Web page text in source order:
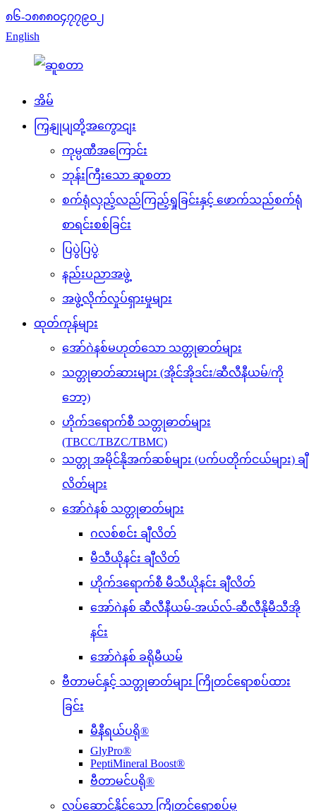
၈၆-၁၈၈၈၀၄၇၇၉၀၂
English
အိမ်
ကြှနျုပျတို့အကွောငျး
ကုမ္ပဏီအကြောင်း
ဘုန်းကြီးသော ဆူစတာ
စက်ရုံလှည့်လည်ကြည့်ရှုခြင်းနှင့် ဖောက်သည်စက်ရုံ
စာရင်းစစ်ခြင်း
ပြပွဲပြပွဲ
နည်းပညာအဖွဲ့
အဖွဲ့လိုက်လှုပ်ရှားမှုများ
ထုတ်ကုန်များ
အော်ဂဲနစ်မဟုတ်သော သတ္တုဓာတ်များ
သတ္တုဓာတ်ဆားများ (အိုင်အိုဒင်း/ဆီလီနီယမ်/ကို
ဘော့)
ဟိုက်ဒရောက်စီ သတ္တုဓာတ်များ
(TBCC/TBZC/TBMC)
သတ္တု အမိုင်နိုအက်ဆစ်များ (ပက်ပတိုက်ငယ်များ) ချီ
လိတ်များ
အော်ဂဲနစ် သတ္တုဓာတ်များ
ဂလစ်စင်း ချီလိတ်
မီသီယိုနင်း ချီလိတ်
ဟိုက်ဒရောက်စီ မီသီယိုနင်း ချီလိတ်
အော်ဂဲနစ် ဆီလီနီယမ်-အယ်လ်-ဆီလီနိုမီသီအို
နင်း
အော်ဂဲနစ် ခရိုမီယမ်
ဗီတာမင်နှင့် သတ္တုဓာတ်များ ကြိုတင်ရောစပ်ထား
ခြင်း
မီနီရယ်ပရို®
GlyPro®
PeptiMineral Boost®
ဗီတာမင်ပရို®
လုပ်ဆောင်နိုင်သော ကြိုတင်ရောစပ်မှု